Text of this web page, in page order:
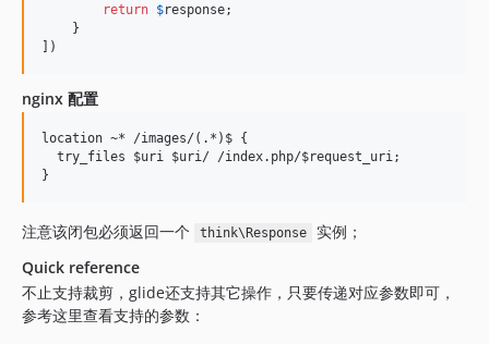
return $response;
    }
])
nginx 配置
location ~* /images/(.*)$ {
  try_files $uri $uri/ /index.php/$request_uri;
注意该闭包必须返回一个 think\Response
实例；
Quick reference
不止支持裁剪，glide还支持其它操作，只要传递对应参数即可，
参考这里查看支持的参数：